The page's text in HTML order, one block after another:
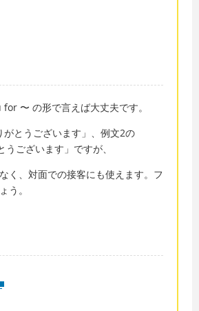
〜 の形で言えば大丈夫です。
とうございます」、例文2の
ございます」ですが、
く、対面での接客にも使えます。フ
う。